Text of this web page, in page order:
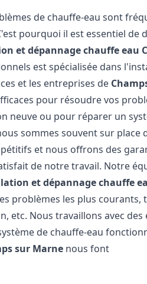
de chauffe-eau sont
pourquoi il est essentiel de
et dépannage chauffe eau
est spécialisée dans
et les entreprises de
pour résoudre vos
neuve ou pour réparer un
sommes souvent sur place
et nous offrons des
de notre travail. Notre
et dépannage chauffe
problèmes les plus courants,
etc. Nous travaillons avec
de chauffe-eau
sur Marne nous font